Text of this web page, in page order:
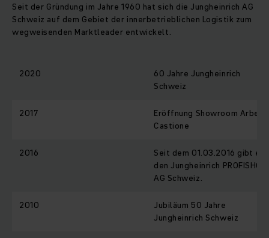
Seit der Gründung im Jahre 1960 hat sich die Jungheinrich AG
Schweiz auf dem Gebiet der innerbetrieblichen Logistik zum
wegweisenden Marktleader entwickelt.
2020
60 Jahre Jungheinrich
Schweiz
2017
Eröffnung Showroom
Castione
2016
Seit dem 01.03.2016 gibt es
den Jungheinrich PROFISHOP
AG Schweiz.
2010
Jubiläum 50 Jahre
Jungheinrich Schweiz